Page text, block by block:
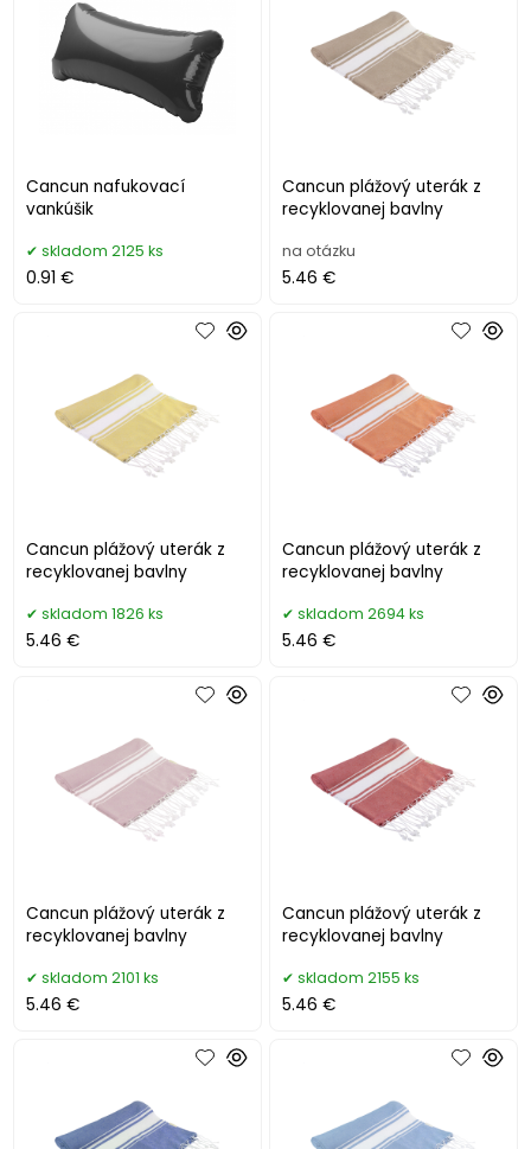
Cancun nafukovací
vankúšik
skladom 2125 ks
0.91 €
Cancun plážový uterák z
recyklovanej bavlny
na otázku
5.46 €
Cancun plážový uterák z
recyklovanej bavlny
skladom 1826 ks
5.46 €
Cancun plážový uterák z
recyklovanej bavlny
skladom 2694 ks
5.46 €
Cancun plážový uterák z
recyklovanej bavlny
skladom 2101 ks
5.46 €
Cancun plážový uterák z
recyklovanej bavlny
skladom 2155 ks
5.46 €